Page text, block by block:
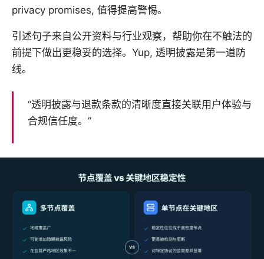
privacy promises, 值得提高警惕。
引述句子来自公开资料与行业观察，帮助你在不触法的
前提下做出更稳妥的选择。Yup, 透明披露是第一道防
线。
“透明披露与退款条款的清晰度直接关联用户体验与
合规信任度。”